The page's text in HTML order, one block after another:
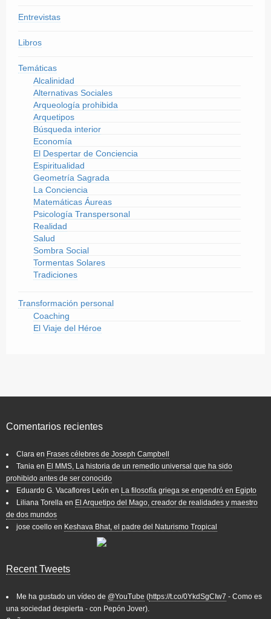
Entrevistas
Libros
Temáticas
Alcalinidad
Alternativas Sociales
Arqueología prohibida
Arquetipos
Búsqueda interior
Economía
El Despertar de Conciencia
Espiritualidad
Geometría Sagrada
La Conciencia
Matemáticas Áureas
Psicología Transpersonal
Realidad
Salud
Sombra Social
Tormentas Solares
Tradiciones
Transformación personal
Coaching
El Viaje del Héroe
Comentarios recientes
Clara en Frases célebres de Joseph Campbell
Tania en El MMS, La historia de un remedio universal que ha sido
prohibido antes de ser conocido
Eduardo G. Vacaflores León en La filosofía griega se engendró en Egipto
Liliana Torella en El Arquetipo del Mago, creador de realidades y maestro
de dos mundos
jose coello en Keshava Bhat, el padre del Naturismo Tropical
Recent Tweets
Me ha gustado un vídeo de @YouTube (https://t.co/0YkdSgCIw7 - Como es
una sociedad despierta - con Pepón Jover).